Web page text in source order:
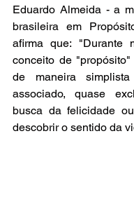
Eduardo Almeida - a
brasileira em
afirma que: "Durante
conceito de
de maneira
associado, quase
busca da felicidade
descobrir o sentido da